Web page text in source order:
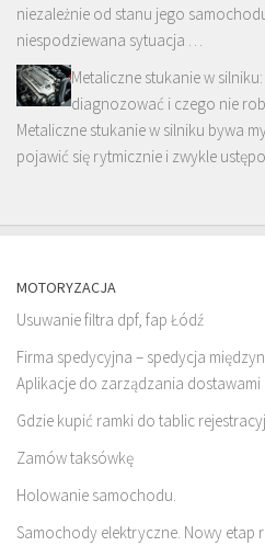
niezależnie od stanu jego
niespodziewana sytuacja …
Metaliczne stukanie w
diagnozować i czego nie
Metaliczne stukanie w silniku bywa
pojawić się rytmicznie i zwykle
MOTORYZACJA
Usuwanie filtra dpf, fap Łódź
Firma spedycyjna – spedycja
Aplikacje do zarządzania dostawami
Gdzie kupić ramki do tablic
Zamów taksówkę
Holowanie samochodu.
Samochody elektryczne. Nowy